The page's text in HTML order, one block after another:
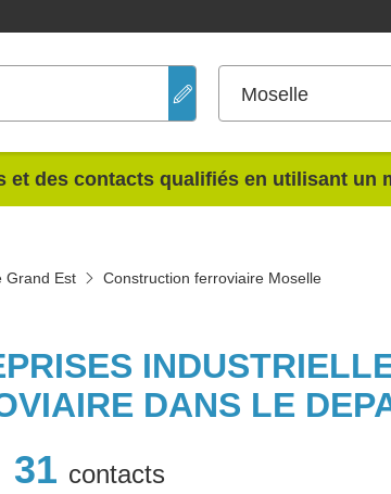
Moselle
et des contacts qualifiés en utilisant
Grand Est Construction ferroviaire Moselle
DANS LE
31 contacts